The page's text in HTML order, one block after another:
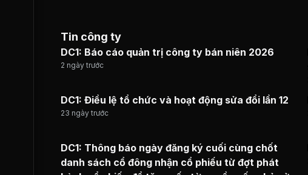
Tin công ty
DC1: Báo cáo quản trị công ty bán niên 2026
2 ngày trước
DC1: Điều lệ tổ chức và hoạt động sửa đổi lần 12
23 ngày trước
DC1: Thông báo ngày đăng ký cuối cùng chốt
danh sách cổ đông nhận cổ phiếu từ đợt phát